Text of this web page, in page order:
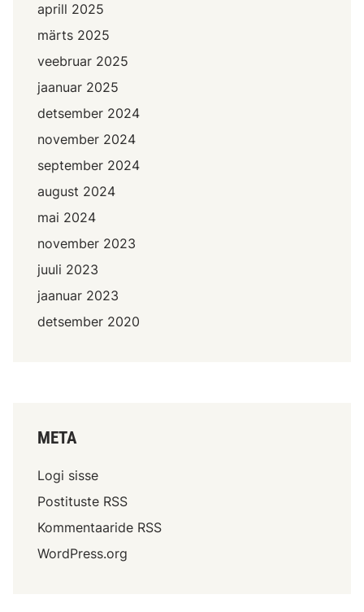
aprill 2025
märts 2025
veebruar 2025
jaanuar 2025
detsember 2024
november 2024
september 2024
august 2024
mai 2024
november 2023
juuli 2023
jaanuar 2023
detsember 2020
META
Logi sisse
Postituste RSS
Kommentaaride RSS
WordPress.org